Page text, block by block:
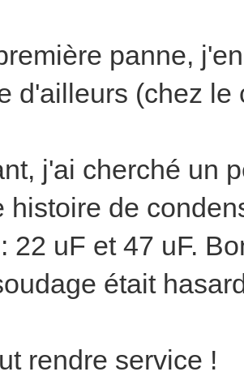
panne,
d'ailleurs (chez
j'ai cherché un
histoire de
22 uF et 47 uF.
était
rendre service !